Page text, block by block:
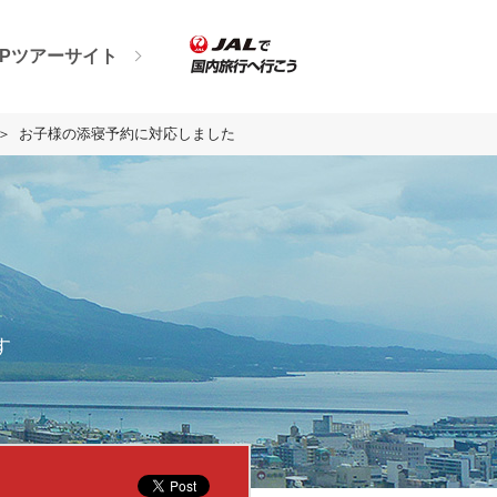
ツアーサイト
お子様の添寝予約に対応しました